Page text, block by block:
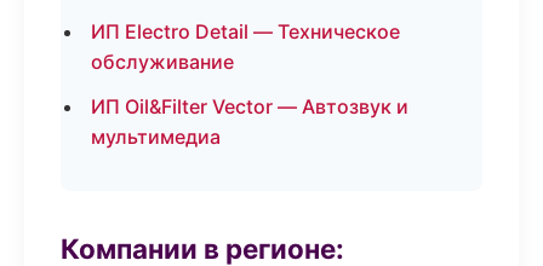
ИП Electro Detail — Техническое
обслуживание
ИП Oil&Filter Vector — Автозвук и
мультимедиа
Компании в регионе: